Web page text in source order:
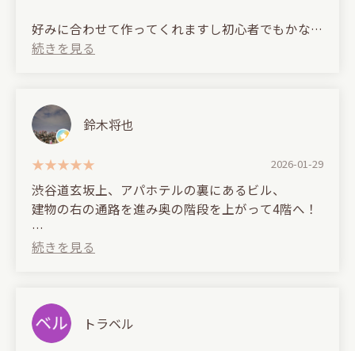
好みに合わせて作ってくれますし初心者でもかなり
吸いやすく作ってくれるので始めの方や女性にもオ
店内も落ち着いたラグジュアリーな空間でお思わず
時間を忘れてしまいます。
お酒にもこだわっており特にクラフトジンがオスス
メです。
朝の5:00まで空いてるのでデートや2件、3件目にい
くのにも良いです！
(Translated by Google)
鈴木将也
2026-01-29
渋谷道玄坂上、アパホテルの裏にあるビル、
建物の右の通路を進み奥の階段を上がって4階へ！
お洒落で落ち着いた雰囲気の、まさに大人の隠れ家
ァーテーブル席が3席あり、ひとりでもグループで
も心地よく過ごせます。
スタッフの接客がとても丁寧で、シーシャやフレー
トラベル